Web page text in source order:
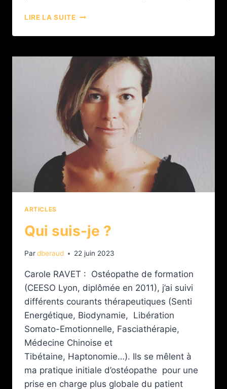
LIRE LA SUITE
ARTICLES
Qui suis-je ?
Pardberaud 22 juin 2023
Carole RAVET : Ostéopathe de formation
(CEESO Lyon, diplômée en 2011), j’ai suivi
différents courants thérapeutiques (Senti
Energétique, Biodynamie, Libération
Somato-Emotionnelle, Fasciathérapie,
Médecine Chinoise et
Tibétaine, Haptonomie…). Ils se mêlent à
ma pratique initiale d’ostéopathe pour une
prise en charge plus globale du patient